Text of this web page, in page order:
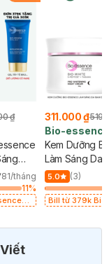
₫
81/tháng
11%
311.000 ₫
Bio-essence
Kem Dưỡng
Làm Sáng Da
50g
5.0 (3)
Bill từ 379k